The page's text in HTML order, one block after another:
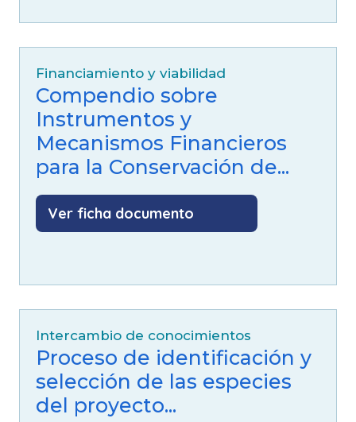
Financiamiento y viabilidad
Compendio sobre
Instrumentos y
Mecanismos Financieros
para la Conservación de...
Ver ficha documento
Intercambio de conocimientos
Proceso de identificación y
selección de las especies
del proyecto...